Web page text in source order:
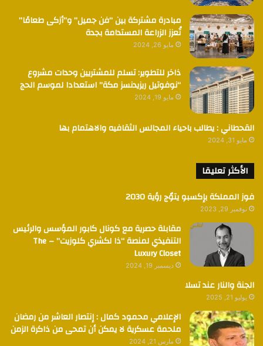
مبادرة مشتركة بين “فن جميل” و”أزكى طعامًا”
تُعزز الزراعة المستدامة بجدة
مايو 26, 2024
ذاخر للتطوير: تسلم للمشتريين وحدات مشروع
“نوفوتيل ريزيدنسز مكة” استعدادا لموسم الحج
مايو 19, 2024
القحطاني : يطالب باحياء المجالس الثقافيه والاهتمام بها
مايو 31, 2024
الأكثر تعليقا
فوز المملكة بإكسبو يتوٌج رؤية 2030
نوفمبر 29, 2023
مقابلة حصرية مع كونال كابور المؤسس والرئيس
التنفيذي لمنصة “ذا لكشري كلوزيت” – The
Luxury Closet
ديسمبر 19, 2024
الجنة والنار عند تسلا
يوليو 21, 2025
الإعلامي محمود كمال : إنتصار العاشر من رمضان
ملحمة عسكرية لا يمكن أن تمحى من ذاكرة الزمن
مارس 21, 2024